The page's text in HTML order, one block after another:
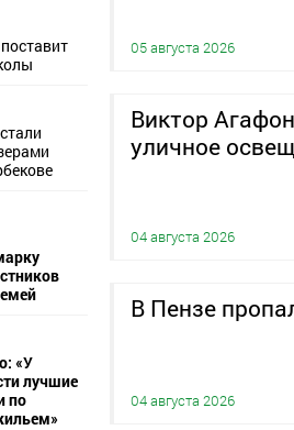
«У
лучшие
по
05 августа 2026
Виктор
уличное
04 августа 2026
В Пензе
04 августа 2026